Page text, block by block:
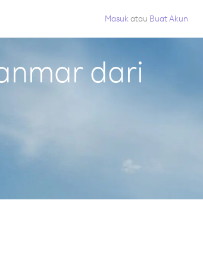
Masuk atau Buat Akun
dari